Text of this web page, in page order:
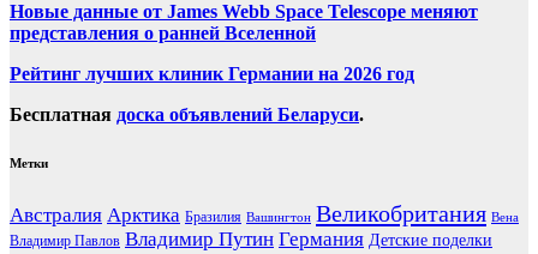
Новые данные от James Webb Space Telescope меняют
представления о ранней Вселенной
Рейтинг лучших клиник Германии на 2026 год
Бесплатная доска объявлений Беларуси.
Метки
Австралия Арктика Бразилия Вашингтон Великобритания Вена
Владимир Павлов Владимир Путин Германия Детские поделки